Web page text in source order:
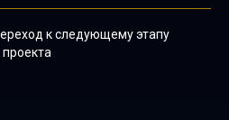
к следующему этапу
проекта